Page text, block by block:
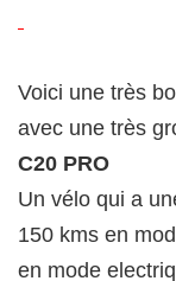
Voici une très
avec une très
C20 PRO
Un vélo qui a
150 kms en
en mode